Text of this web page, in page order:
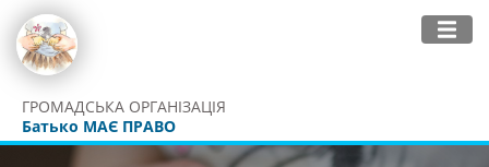
ГРОМАДСЬКА ОРГАНІЗАЦІЯ
Батько МАЄ ПРАВО